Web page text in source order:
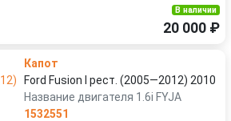
В наличии
20 000 ₽
Капот
Ford Fusion I рест. (2005—2012) 2010
Название двигателя 1.6i FYJA
1532551